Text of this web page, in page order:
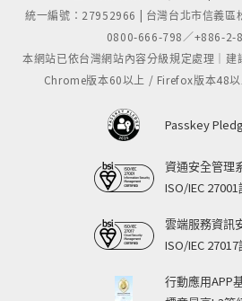
統一編號：27952966 | 台灣台北市信義區
0800-666-798／+886-2-
本網站已依台灣網站內容分級規定處理｜
Chrome版本60以上 / Firefox版本48
Passkey
資通安全管理
ISO/IEC
雲端服務資訊
ISO/IEC
行動應用APP